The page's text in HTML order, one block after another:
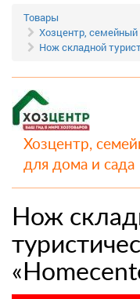
Товары
Хозцентр,
Нож складной
Хозцентр,
для дома и сада
Нож